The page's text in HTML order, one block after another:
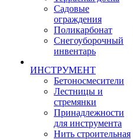
Садовые
ограждения
Поликарбонат
Снегоуборочный
инвентарь
ИНСТРУМЕНТ
Бетоносмесители
Лестницы и
стремянки
Принадлежности
для инструмента
Нить строительная